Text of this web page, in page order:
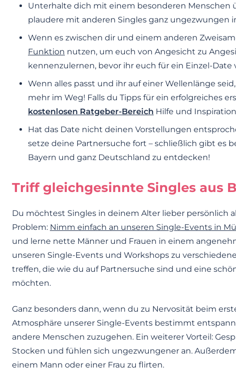
Unterhalte dich mit einem besonderen Menschen
plaudere mit anderen Singles ganz ungezwungen
Wenn es zwischen dir und einem anderen
Funktion nutzen, um euch von Angesicht zu
kennenzulernen, bevor ihr euch für ein Einzel-Date
Wenn alles passt und ihr auf einer Wellenlänge
mehr im Weg! Falls du Tipps für ein erfolgreiches
kostenlosen Ratgeber-Bereich Hilfe und
Hat das Date nicht deinen Vorstellungen
setze deine Partnersuche fort – schließlich gibt es
Bayern und ganz Deutschland zu entdecken!
Triff gleichgesinnte Singles aus
Du möchtest Singles in deinem Alter lieber persönlich
Problem: Nimm einfach an unseren Single-Events in
und lerne nette Männer und Frauen in einem
unseren Single-Events und Workshops zu
treffen, die wie du auf Partnersuche sind und eine
möchten.
Ganz besonders dann, wenn du zu Nervosität beim
Atmosphäre unserer Single-Events bestimmt
andere Menschen zuzugehen. Ein weiterer Vorteil:
Stocken und fühlen sich ungezwungener an.
einem Mann oder einer Frau zu flirten.